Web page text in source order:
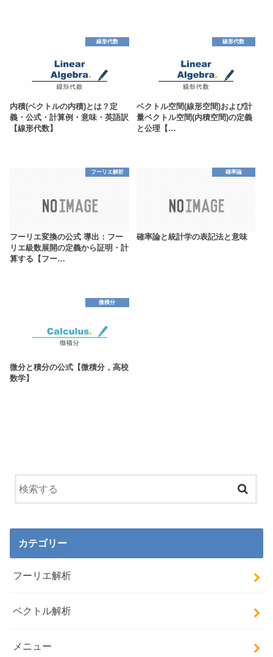
線形代数
内積(ベクトルの内積)とは？定
義・公式・計算例・意味・英語訳
【線形代数】
線形代数
ベクトル空間(線形空間)および計
量ベクトル空間(内積空間)の定義
と公理【…
フーリエ解析
フーリエ変換の公式 導出：フー
リエ級数展開の定義から証明・計
算する【フー…
確率論
確率論と統計学の表記法と意味
微積分
微分と積分の公式【微積分，高校
数学】
カテゴリー
フーリエ解析
ベクトル解析
メニュー